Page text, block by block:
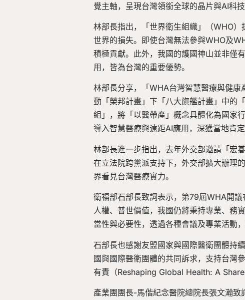
覺主軸，呈現台灣領銜全球的晶片與AI科
林部長指出，「世界衛生組織」（WHO
世界的損失。即使台灣無法參與WHO及
積極貢獻。此外，我國的護國神山並非僅
用，皆為台灣的重要優勢。
林部長分享，「WHA台灣智慧醫療與健
動「榮邦計畫」下「八大旗艦計畫」中的
組」，將「以醫帶產」概念具體化為國家
導入智慧醫療與遠距AI應用，深獲當地肯
林部長進一步指出，去年外交部邀請「宏
在立法院跨黨派支持下，外交部擴大辦理
界看見台灣醫療實力。
衛福部石部長致詞表示，第79屆WHA開
人權、普世價值，我國仍將秉持專業、務
當性與必要性，透過各種會議及專業活動
石部長也感謝友盟國家與國際醫衛團體持
國與國際醫衛團體的共同訴求，支持台灣
有責（Reshaping Global Health: A
產業團團長-馬偕紀念醫院總院長張文瀚